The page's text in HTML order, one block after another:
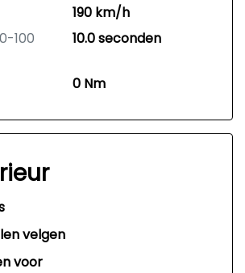
190 km/h
100
10.0 seconden
0 Nm
velgen
voor